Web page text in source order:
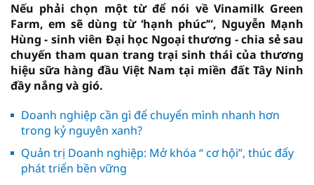
Nếu phải chọn một từ để nói về Vinamilk Green
Farm, em sẽ dùng từ ‘hạnh phúc’”, Nguyễn Mạnh
Hùng - sinh viên Đại học Ngoại thương - chia sẻ sau
chuyến tham quan trang trại sinh thái của thương
hiệu sữa hàng đầu Việt Nam tại miền đất Tây Ninh
đầy nắng và gió.
Doanh nghiệp cần gì để chuyển mình nhanh hơn
trong kỷ nguyên xanh?
Quản trị Doanh nghiệp: Mở khóa “ cơ hội”, thúc đẩy
phát triển bền vững